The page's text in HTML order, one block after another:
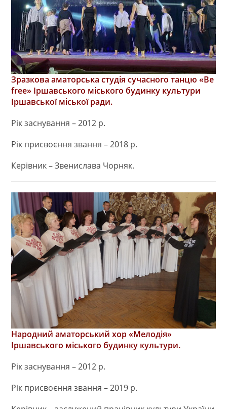
Зразкова аматорська студія сучасного танцю «Be
free» Іршавського міського будинку культури
Іршавської міської ради.
Рік заснування – 2012 р.
Рік присвоєння звання – 2018 р.
Керівник – Звенислава Чорняк.
Народний аматорський хор «Мелодія»
Іршавського міського будинку культури.
Рік заснування – 2012 р.
Рік присвоєння звання – 2019 р.